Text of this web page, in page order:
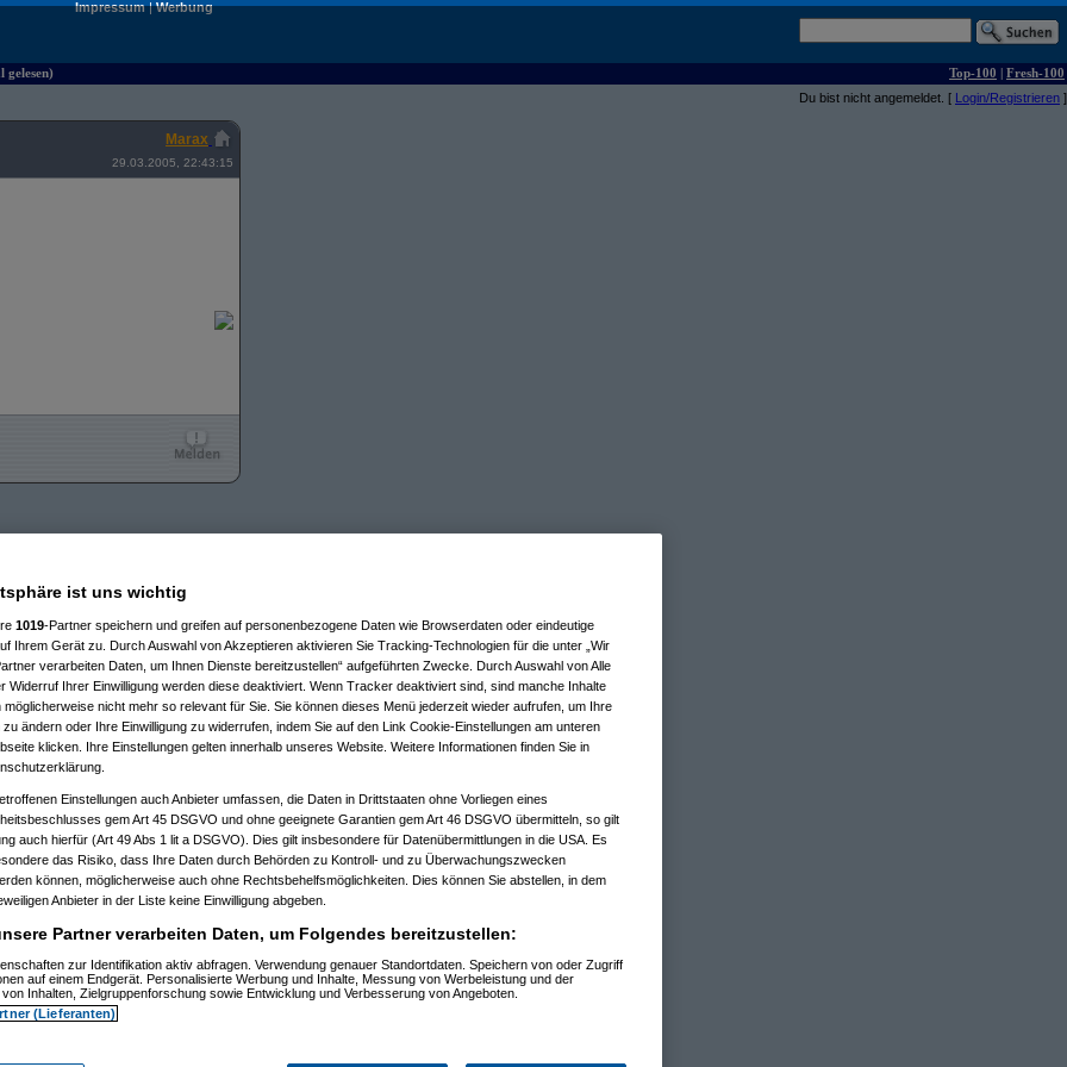
Impressum|Werbung
gelesen) Top-100 | Fresh-100
Du bist nicht angemeldet. [ Login/Registrieren ]
Marax
29.03.2005, 22:43:15
23:18:04)
23:18:37)
23:21:34)
23:22:50)
am 29.03.2005, 23:24:55)
23:23:16)
am 29.03.2005, 23:27:21)
am 29.03.2005, 23:27:57)
am 29.03.2005, 23:30:36)
am 29.03.2005, 23:32:17)
1 insulaneram 29.03.2005, 23:34:49)
(Pervasiveam 29.03.2005, 23:37:17)
2.0(1 insulaneram 29.03.2005, 23:40:42)
2.0(Pervasiveam 29.03.2005, 23:42:20)
11:06:51)
ist uns wichtig
1019-Partner speichern und greifen auf personenbezogene Daten wie Browserdaten oder eindeutige
Ihrem Gerät zu. Durch Auswahl von Akzeptieren aktivieren Sie Tracking-Technologien für die unter „Wir
verarbeiten Daten, um Ihnen Dienste bereitzustellen“ aufgeführten Zwecke. Durch Auswahl von Alle
Widerruf Ihrer Einwilligung werden diese deaktiviert. Wenn Tracker deaktiviert sind, sind manche Inhalte
möglicherweise nicht mehr so relevant für Sie. Sie können dieses Menü jederzeit wieder aufrufen, um Ihre
zu ändern oder Ihre Einwilligung zu widerrufen, indem Sie auf den Link Cookie-Einstellungen am unteren
klicken. Ihre Einstellungen gelten innerhalb unseres Website. Weitere Informationen finden Sie in
Einstellungen auch Anbieter umfassen, die Daten in Drittstaaten ohne Vorliegen eines
gem Art 45 DSGVO und ohne geeignete Garantien gem Art 46 DSGVO übermitteln, so gilt
auch hierfür (Art 49 Abs 1 lit a DSGVO). Dies gilt insbesondere für Datenübermittlungen in die USA. Es
das Risiko, dass Ihre Daten durch Behörden zu Kontroll- und zu Überwachungszwecken
können, möglicherweise auch ohne Rechtsbehelfsmöglichkeiten. Dies können Sie abstellen, in dem
Anbieter in der Liste keine Einwilligung abgeben.
Partner verarbeiten Daten, um Folgendes bereitzustellen:
zur Identifikation aktiv abfragen. Verwendung genauer Standortdaten. Speichern von oder Zugriff
auf einem Endgerät. Personalisierte Werbung und Inhalte, Messung von Werbeleistung und der
Inhalten, Zielgruppenforschung sowie Entwicklung und Verbesserung von Angeboten.
(Lieferanten)